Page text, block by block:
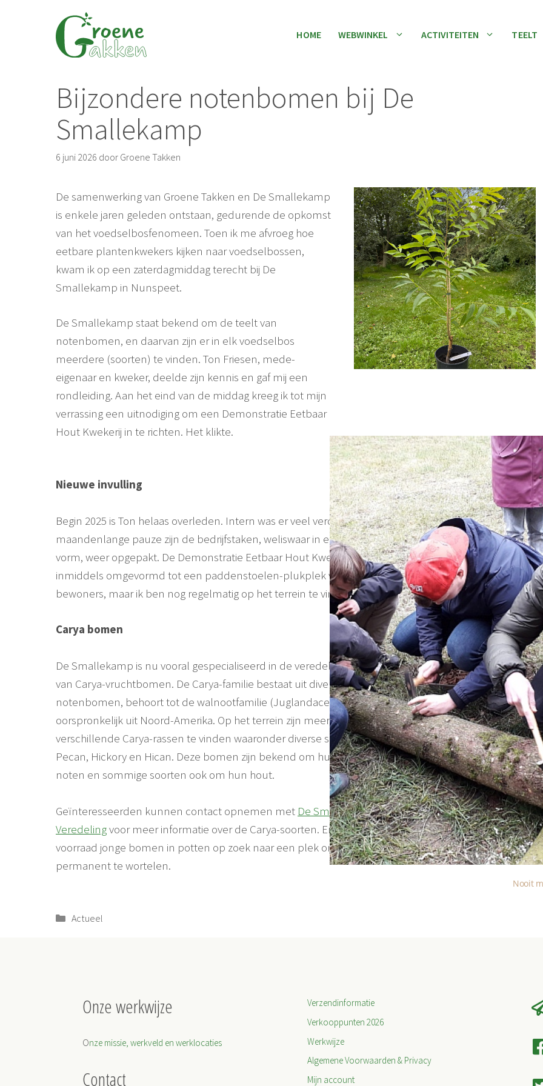
HOME WEBWINKEL ACTIVITEITEN TEELT
Bijzondere notenbomen bij De
Smallekamp
6 juni 2026 door Groene Takken
De samenwerking van Groene Takken en De Smallekamp
is enkele jaren geleden ontstaan, gedurende de opkomst
van het voedselbosfenomeen. Toen ik me afvroeg hoe
eetbare plantenkwekers kijken naar voedselbossen,
kwam ik op een zaterdagmiddag terecht bij De
Smallekamp in Nunspeet.
De Smallekamp staat bekend om de teelt van
notenbomen, en daarvan zijn er in elk voedselbos
meerdere (soorten) te vinden. Ton Friesen, mede-
eigenaar en kweker, deelde zijn kennis en gaf mij een
rondleiding. Aan het eind van de middag kreeg ik tot mijn
verrassing een uitnodiging om een Demonstratie Eetbaar
Hout Kwekerij in te richten. Het klikte.
Nieuwe invulling
Begin 2025 is Ton helaas overleden. Intern was er veel verdriet en na een
maandenlange pauze zijn de bedrijfstaken, weliswaar in een andere
vorm, weer opgepakt. De Demonstratie Eetbaar Hout Kwekerij is
inmiddels omgevormd tot een paddenstoelen-plukplek voor de
bewoners, maar ik ben nog regelmatig op het terrein te vinden.
Carya bomen
De Smallekamp is nu vooral gespecialiseerd in de veredeling en teelt
van Carya-vruchtbomen. De Carya-familie bestaat uit diverse soorten
notenbomen, behoort tot de walnootfamilie (Juglandaceae) en komt
oorspronkelijk uit Noord-Amerika. Op het terrein zijn meer dan zeventig
verschillende Carya-rassen te vinden waaronder diverse soorten
Pecan, Hickory en Hican. Deze bomen zijn bekend om hun smakelijke
noten en sommige soorten ook om hun hout.
Geïnteresseerden kunnen contact opnemen met De Smallekamp
Veredelingvoor meer informatie over de Carya-soorten. Er is een mooie
voorraad jonge bomen in potten op zoek naar een plek om
permanent te wortelen.
Categorieën
Actueel
Onze werkwijze
Onze missie, werkveld en werklocaties
Contact
Verzendinformatie
Verkooppunten 2026
Werkwijze
Algemene Voorwaarden & Privacy
Mijn account
Nooit